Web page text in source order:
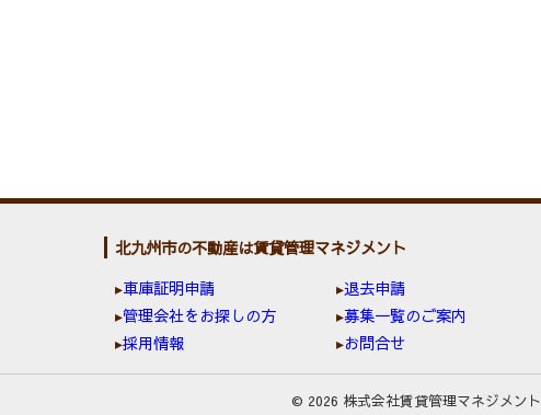
北九州市の不動産は賃貸管理マネジメント
車庫証明申請
退去申請
管理会社をお探しの方
募集一覧のご案内
採用情報
お問合せ
© 2026 株式会社賃貸管理マネジメント